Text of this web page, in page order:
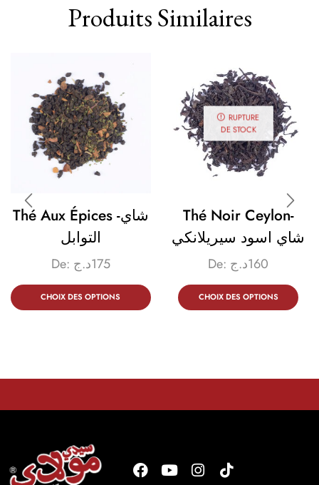
Produits Similaires
Thé Aux Épices -شاي
التوابل
De: 175د.ج
CHOIX DES OPTIONS
RUPTURE
DE STOCK
Thé Noir Ceylon-
شاي اسود سيريلانكي
De: 160د.ج
CHOIX DES OPTIONS